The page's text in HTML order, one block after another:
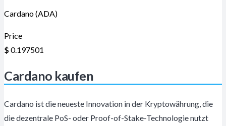
Cardano (ADA)
Price
$ 0.197501
Cardano kaufen
Cardano ist die neueste Innovation in der Kryptowährung, die
die dezentrale PoS- oder Proof-of-Stake-Technologie nutzt